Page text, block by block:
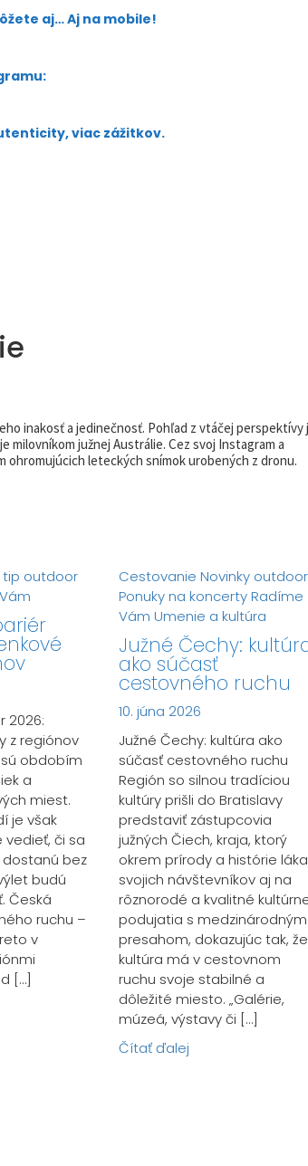
aj… Aj na mobile!
viac zážitkov.
inakosť a jedinečnosť. Pohľad z vtáčej perspektívy
milovníkom južnej Austrálie. Cez svoj Instagram a
leteckých snímok urobených z dronu.
tip outdoor
2026:
z regiónov
obdobím
a
miest.
je však
vedieť, či sa
bez
budú
Česká
ruchu –
v
[…]
Cestovanie Novinky outdoor
Ponuky na koncertyRadíme
Vám Umenie a kultúra
Južné Čechy:
ako súčasť
cestovného ruchu
10. júna 2026
Južné Čechy: kultúra ako
súčasť cestovného ruchu
Región so silnou tradíciou
kultúry prišli do Bratislavy
predstaviť zástupcovia
južných Čiech, kraja, ktorý
okrem prírody a histórie láka
svojich návštevníkov aj na
rôznorodé a kvalitné
podujatia s medzinárodným
presahom, dokazujúc tak, že
kultúra má v cestovnom
ruchu svoje stabilné a
dôležité miesto. „Galérie,
múzeá, výstavy či […]
Čítať ďalej